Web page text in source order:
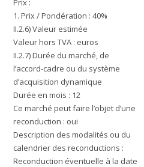
Prix :
1. Prix / Pondération : 40%
II.2.6) Valeur estimée
Valeur hors TVA : euros
II.2.7) Durée du marché, de
l’accord-cadre ou du système
d’acquisition dynamique
Durée en mois : 12
Ce marché peut faire l’objet d’une
reconduction : oui
Description des modalités ou du
calendrier des reconductions :
Reconduction éventuelle à la date